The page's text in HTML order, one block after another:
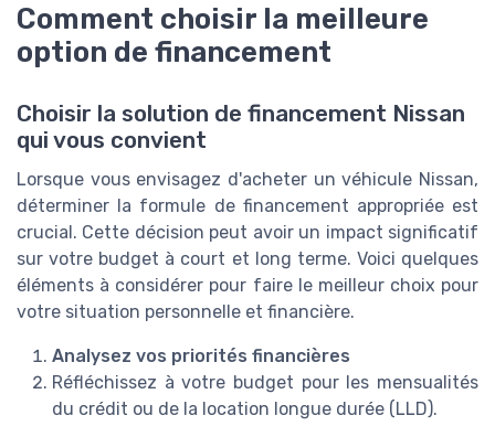
Comment choisir la meilleure
option de financement
Choisir la solution de financement Nissan
qui vous convient
Lorsque vous envisagez d'acheter un véhicule Nissan,
déterminer la formule de financement appropriée est
crucial. Cette décision peut avoir un impact significatif
sur votre budget à court et long terme. Voici quelques
éléments à considérer pour faire le meilleur choix pour
votre situation personnelle et financière.
Analysez vos priorités financières
Réfléchissez à votre budget pour les mensualités
du crédit ou de la location longue durée (LLD).